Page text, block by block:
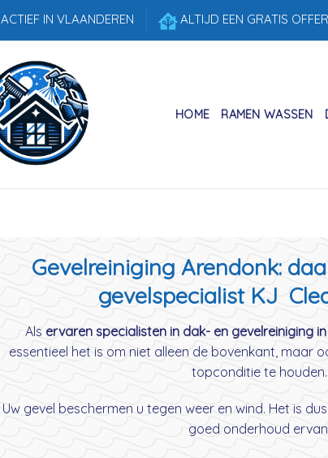
ACTIEF IN VLAANDEREN ALTIJD EEN GRATIS
HOME RAMEN WASSEN
Gevelreiniging Arendonk:
gevelspecialist KJ
Als ervaren specialisten in dak- en gevelreiniging
essentieel het is om niet alleen de bovenkant, maar
topconditie te houden.
Uw gevel beschermen u tegen weer en wind. Het is
goed onderhoud